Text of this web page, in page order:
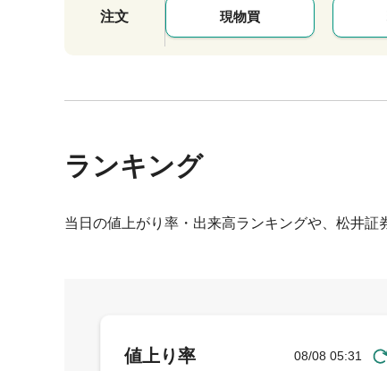
注文 現物買
ランキング
当日の値上がり率・出来高ランキングや、松井証